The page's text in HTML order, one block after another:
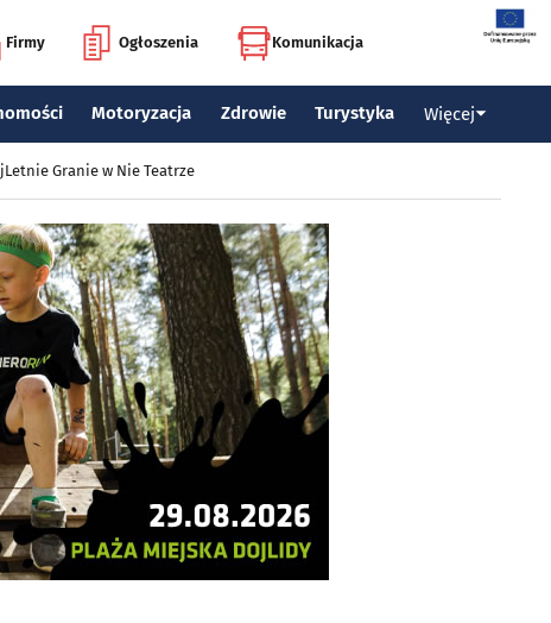
Firmy Ogłoszenia Komunikacja
Motoryzacja Zdrowie Turystyka Więcej
Letnie Granie w Nie Teatrze